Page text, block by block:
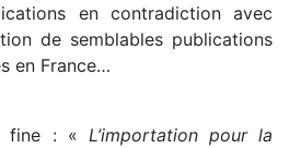
en contradiction avec
de semblables publications
en France…
fine : « L’importation pour la